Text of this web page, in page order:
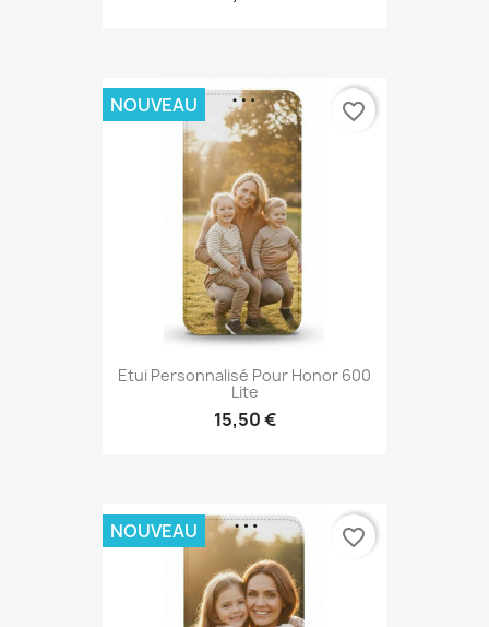
Etui Personnalisé Pour Honor 600
Lite
15,50 €
NOUVEAU favorite_border
NOUVEAU favorite_border